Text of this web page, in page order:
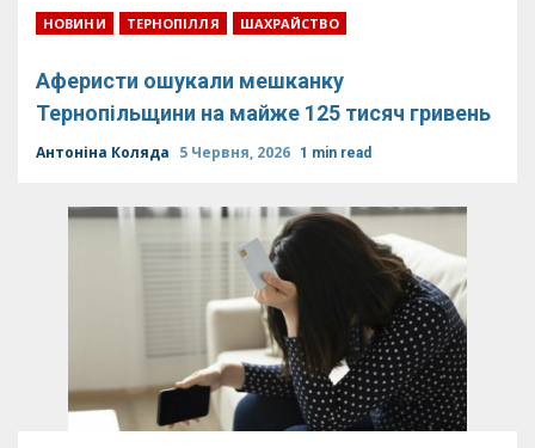
НОВИНИ ТЕРНОПІЛЛЯ ШАХРАЙСТВО
Аферисти ошукали мешканку
Тернопільщини на майже 125 тисяч гривень
Антоніна Коляда 5 Червня, 2026 1 min read